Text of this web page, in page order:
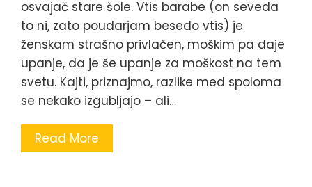
osvajač stare šole. Vtis barabe (on seveda
to ni, zato poudarjam besedo vtis) je
ženskam strašno privlačen, moškim pa daje
upanje, da je še upanje za moškost na tem
svetu. Kajti, priznajmo, razlike med spoloma
se nekako izgubljajo – ali…
Read More